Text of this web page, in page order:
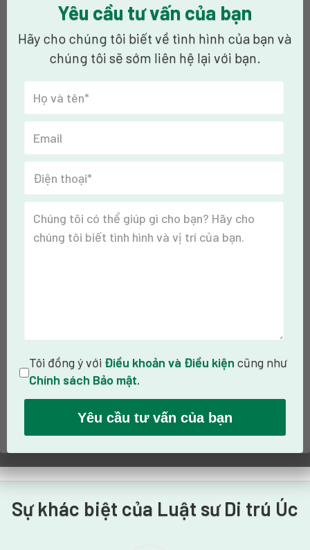
Yêu cầu tư vấn của bạn
Hãy cho chúng tôi biết về tình hình của bạn và
chúng tôi sẽ sớm liên hệ lại với bạn.
Tôi đồng ý với Điều khoản và Điều kiện cũng như
Chính sách Bảo mật.
Sự khác biệt của Luật sư Di trú Úc